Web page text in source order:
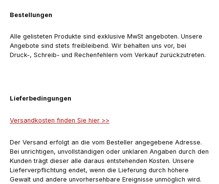
Bestellungen
Alle gelisteten Produkte sind exklusive MwSt angeboten. Unsere
Angebote sind stets freibleibend. Wir behalten uns vor, bei
Druck-, Schreib- und Rechenfehlern vom Verkauf zurückzutreten.
Lieferbedingungen
Versandkosten finden Sie hier >>
Der Versand erfolgt an die vom Besteller angegebene Adresse.
Bei unrichtigen, unvollständigen oder unklaren Angaben durch den
Kunden trägt dieser alle daraus entstehenden Kosten. Unsere
Lieferverpflichtung endet, wenn die Lieferung durch höhere
Gewalt und andere unvorhersehbare Ereignisse unmöglich wird.